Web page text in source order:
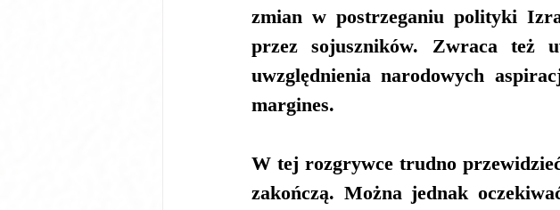
zmian w postrzeganiu polityki
przez sojuszników. Zwraca też
uwzględnienia narodowych
margines.
W tej rozgrywce trudno
zakończą. Można jednak